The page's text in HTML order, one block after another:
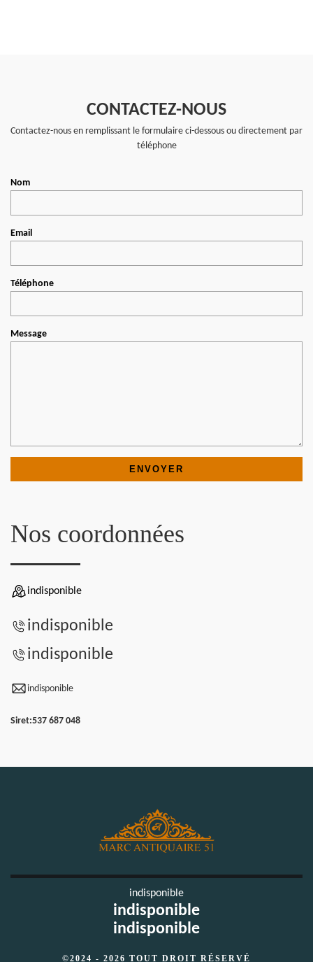
CONTACTEZ-NOUS
Contactez-nous en remplissant le formulaire ci-dessous ou directement par
téléphone
Nom
Email
Téléphone
Message
Nos coordonnées
indisponible
indisponible
indisponible
indisponible
Siret:537 687 048
indisponible
indisponible
indisponible
©2024 - 2026 TOUT DROIT RÉSERVÉ